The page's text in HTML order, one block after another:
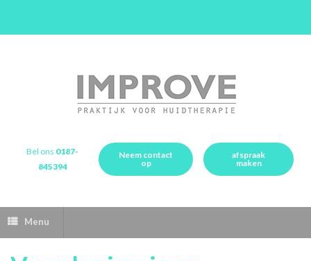
Bel ons 0187-
845394
Neem contact
op
afspraak
maken
Menu